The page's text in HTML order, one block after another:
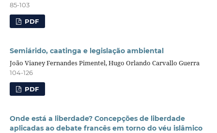
85-103
PDF
Semiárido, caatinga e legislação ambiental
João Vianey Fernandes Pimentel, Hugo Orlando Carvallo Guerra
104-126
PDF
Onde está a liberdade? Concepções de liberdade
aplicadas ao debate francês em torno do véu islâmico